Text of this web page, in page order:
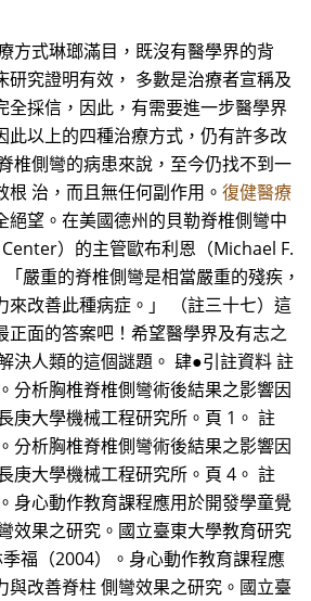
方式琳瑯滿目，既沒有醫學界的背
研究證明有效， 多數是治療者宣稱及
全採信，因此，有需要進一步醫學界
此以上的四種治療方式，仍有許多改
椎側彎的病患來說，至今仍找不到一
治，而且無任何副作用。 復健醫療
絕望。在美國德州的貝勒脊椎側彎中
）的主管歐布利恩（Michael F.
嚴重的脊椎側彎是相當嚴重的殘疾，
來改善此種病症。」 （註三十七）這
正面的答案吧！希望醫學界及有志之
決人類的這個謎題。 肆●引註資料 註
分析胸椎脊椎側彎術後結果之影響因
庚大學機械工程研究所。頁 1。 註
分析胸椎脊椎側彎術後結果之影響因
庚大學機械工程研究所。頁 4。 註
身心動作教育課程應用於開發學童覺
效果之研究。國立臺東大學教育研究
福（2004）。身心動作教育課程應
與改善脊柱 側彎效果之研究。國立臺